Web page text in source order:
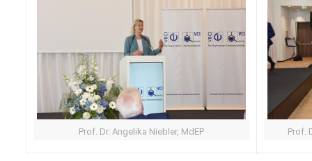
Prof. Dr. Angelika Niebler, MdEP Prof.